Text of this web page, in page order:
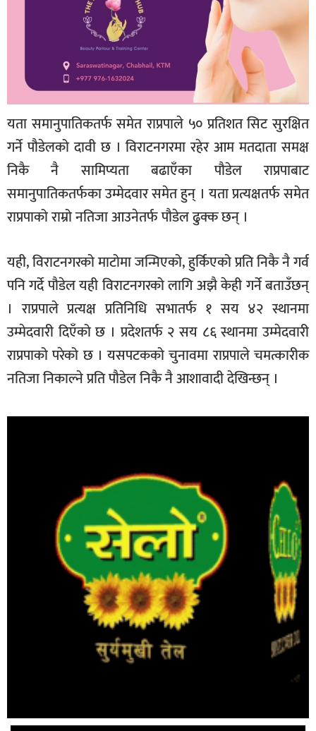
यता समानुपातिकतर्फ समेत राप्रपाले ५० प्रतिशत सिट सुरक्षित
गर्ने पौडेलको दावी छ । विराटनगरमा रहेर आम मतदाता समक्ष
निकै नै सामिप्यता बढाएँका पौडेल राप्रपाबाट
समानुपातिकतर्फका उम्मेदवार समेत हुन् । यता प्रत्यक्षतर्फ समेत
राप्रपाको राम्रो नतिजा आउनेतर्फ पौडेल ढुक्क छन् ।
यही, विराटनगरको माटोमा जन्मिएको, हुर्किएको प्रति निकै नै गर्व
पनि गर्दे पौडेल यही विराटनगरको लागि अझै केही गर्ने बताउँछन्
। राप्रपाले प्रत्यक्ष प्रतिनिधि सभातर्फ १ सय ४२ स्थानमा
उम्मेदवारी दिएँको छ । प्रदेशतर्फ २ सय ८६ स्थानमा उम्मेदवारी
राप्रपाको परेको छ । यसपटकको चुनावमा राप्रपाले चमत्कारीक
नतिजा निकाल्ने प्रति पौडेल निकै नै आशावादी देखिन्छन् ।